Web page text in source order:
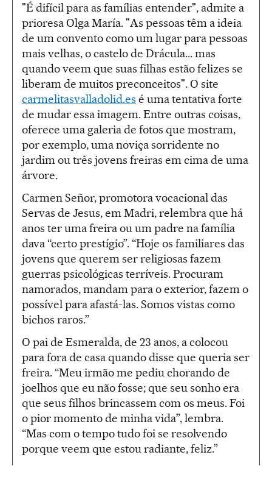
"É difícil para as famílias entender", admite a
prioresa Olga María. "As pessoas têm a ideia
de um convento como um lugar para pessoas
mais velhas, o castelo de Drácula... mas
quando veem que suas filhas estão felizes se
liberam de muitos preconceitos". O site
carmelitasvalladolid.es é uma tentativa forte
de mudar essa imagem. Entre outras coisas,
oferece uma galeria de fotos que mostram,
por exemplo, uma noviça sorridente no
jardim ou três jovens freiras em cima de uma
árvore.
Carmen Señor, promotora vocacional das
Servas de Jesus, em Madri, relembra que há
anos ter uma freira ou um padre na família
dava “certo prestígio”. “Hoje os familiares das
jovens que querem ser religiosas fazem
guerras psicológicas terríveis. Procuram
namorados, mandam para o exterior, fazem o
possível para afastá-las. Somos vistas como
bichos raros.”
O pai de Esmeralda, de 23 anos, a colocou
para fora de casa quando disse que queria ser
freira. “Meu irmão me pediu chorando de
joelhos que eu não fosse; que seu sonho era
que seus filhos brincassem com os meus. Foi
o pior momento de minha vida”, lembra.
“Mas com o tempo tudo foi se resolvendo
porque veem que estou radiante, feliz.”